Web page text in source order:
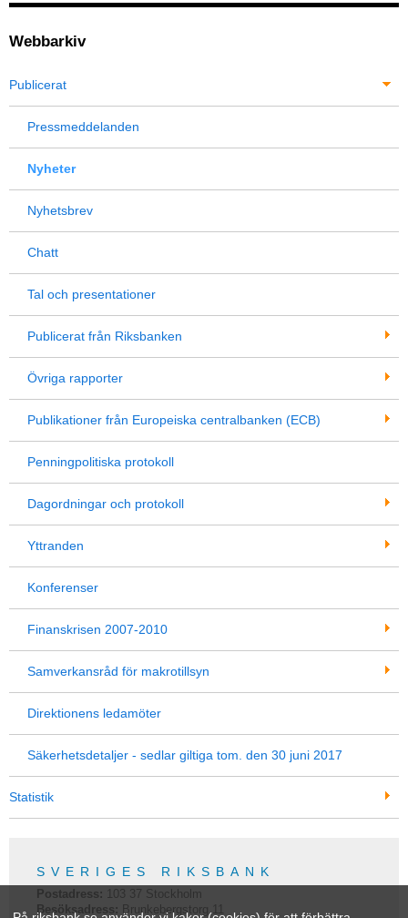
Webbarkiv
Publicerat
Pressmeddelanden
Nyheter
Nyhetsbrev
Chatt
Tal och presentationer
Publicerat från Riksbanken
Övriga rapporter
Publikationer från Europeiska centralbanken (ECB)
Penningpolitiska protokoll
Dagordningar och protokoll
Yttranden
Konferenser
Finanskrisen 2007-2010
Samverkansråd för makrotillsyn
Direktionens ledamöter
Säkerhetsdetaljer - sedlar giltiga tom. den 30 juni 2017
Statistik
SVERIGES RIKSBANK
Postadress: 103 37 Stockholm
Besöksadress: Brunkebergstorg 11